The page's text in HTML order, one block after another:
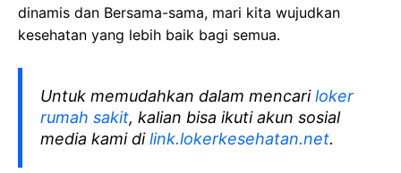
dinamis dan Bersama-sama, mari kita wujudkan
kesehatan yang lebih baik bagi semua.
Untuk memudahkan dalam mencariloker
rumah sakit, kalian bisa ikuti akun sosial
media kami dilink.lokerkesehatan.net.